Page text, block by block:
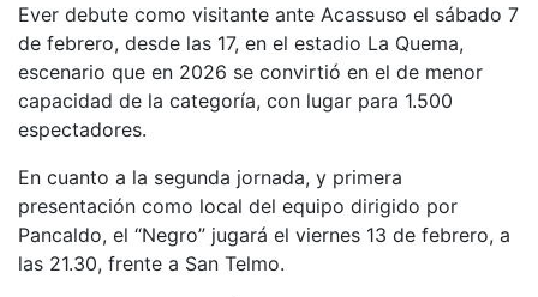
Ever debute como visitante ante Acassuso el sábado 7
de febrero, desde las 17, en el estadio La Quema,
escenario que en 2026 se convirtió en el de menor
capacidad de la categoría, con lugar para 1.500
espectadores.
En cuanto a la segunda jornada, y primera
presentación como local del equipo dirigido por
Pancaldo, el “Negro” jugará el viernes 13 de febrero, a
las 21.30, frente a San Telmo.